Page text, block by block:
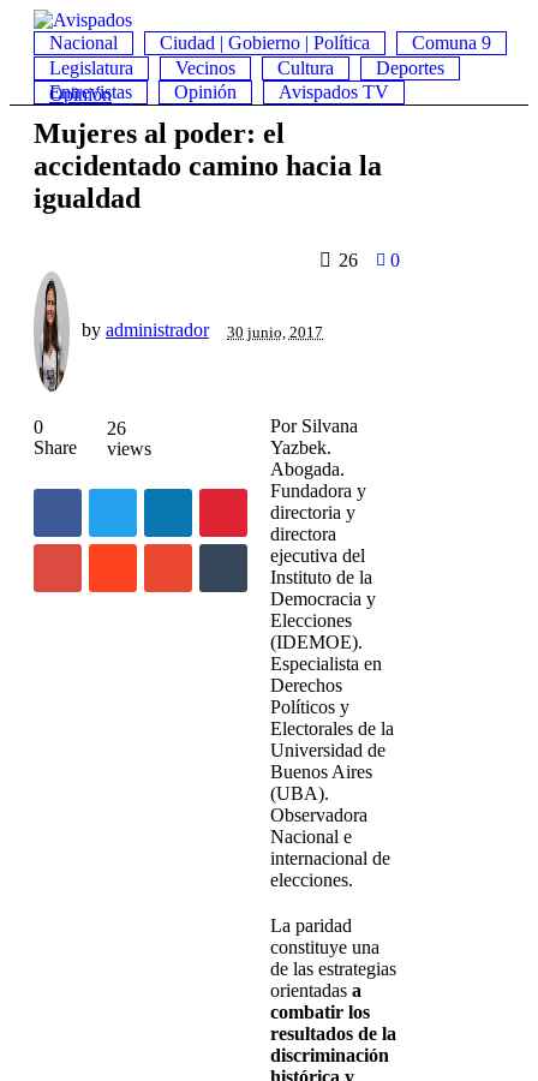
Nacional Ciudad | Gobierno | Política
Comuna 9
Legislatura
Vecinos Cultura
Deportes
Entrevistas
Opinión Avispados TV
Opinión
Mujeres al poder: el
accidentado camino hacia la
igualdad
26 0
by administrador 30 junio, 2017
0
Share
26
views
Por Silvana
Yazbek.
Abogada.
Fundadora y
directoria y
directora
ejecutiva del
Instituto de la
Democracia y
Elecciones
(IDEMOE).
Especialista en
Derechos
Políticos y
Electorales de la
Universidad de
Buenos Aires
(UBA).
Observadora
Nacional e
internacional de
elecciones.
La paridad
constituye una
de las estrategias
orientadasa
combatir los
resultados de la
discriminación
histórica y